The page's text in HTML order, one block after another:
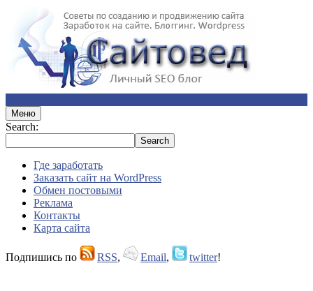
Меню
Search:
Где заработать
Заказать сайт на WordPress
Обмен постовыми
Реклама
Контакты
Карта сайта
Подпишись по RSS, Email, twitter!